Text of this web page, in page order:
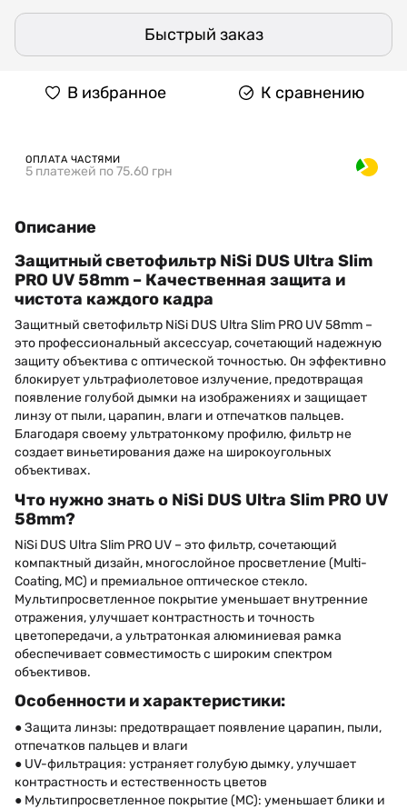
Быстрый заказ
В избранное К сравнению
ОПЛАТА ЧАСТЯМИ
5 платежей по 75.60 грн
Описание
Защитный светофильтр NiSi DUS Ultra Slim
PRO UV 58mm – Качественная защита и
чистота каждого кадра
Защитный светофильтр NiSi DUS Ultra Slim PRO UV 58mm –
это профессиональный аксессуар, сочетающий надежную
защиту объектива с оптической точностью. Он эффективно
блокирует ультрафиолетовое излучение, предотвращая
появление голубой дымки на изображениях и защищает
линзу от пыли, царапин, влаги и отпечатков пальцев.
Благодаря своему ультратонкому профилю, фильтр не
создает виньетирования даже на широкоугольных
объективах.
Что нужно знать о NiSi DUS Ultra Slim PRO UV
58mm?
NiSi DUS Ultra Slim PRO UV – это фильтр, сочетающий
компактный дизайн, многослойное просветление (Multi-
Coating, MC) и премиальное оптическое стекло.
Мультипросветленное покрытие уменьшает внутренние
отражения, улучшает контрастность и точность
цветопередачи, а ультратонкая алюминиевая рамка
обеспечивает совместимость с широким спектром
объективов.
Особенности и характеристики:
● Защита линзы: предотвращает появление царапин, пыли,
отпечатков пальцев и влаги
● UV-фильтрация: устраняет голубую дымку, улучшает
контрастность и естественность цветов
● Мультипросветленное покрытие (MC): уменьшает блики и